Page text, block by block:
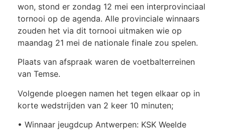
won, stond er zondag 12 mei een interprovinciaal
tornooi op de agenda. Alle provinciale winnaars
zouden het via dit tornooi uitmaken wie op
maandag 21 mei de nationale finale zou spelen.
Plaats van afspraak waren de voetbalterreinen
van Temse.
Volgende ploegen namen het tegen elkaar op in
korte wedstrijden van 2 keer 10 minuten;
• Winnaar jeugdcup Antwerpen: KSK Weelde